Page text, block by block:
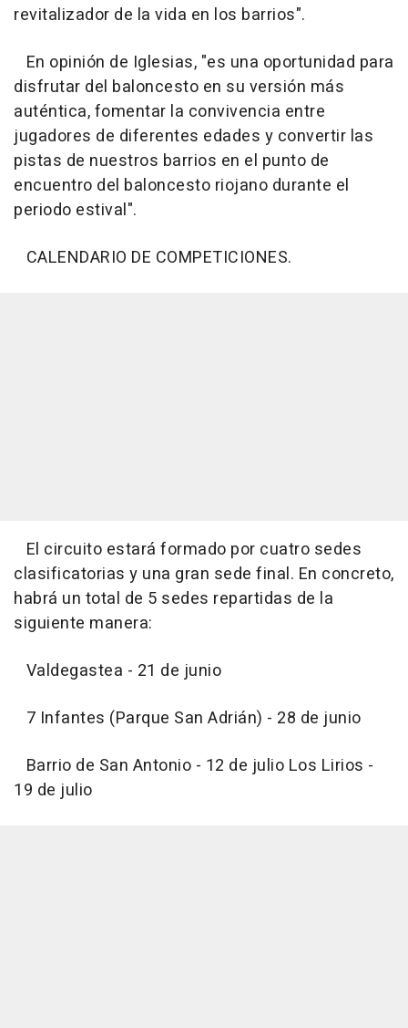
revitalizador de la vida en los barrios".
En opinión de Iglesias, "es una oportunidad para
disfrutar del baloncesto en su versión más
auténtica, fomentar la convivencia entre
jugadores de diferentes edades y convertir las
pistas de nuestros barrios en el punto de
encuentro del baloncesto riojano durante el
periodo estival".
CALENDARIO DE COMPETICIONES.
El circuito estará formado por cuatro sedes
clasificatorias y una gran sede final. En concreto,
habrá un total de 5 sedes repartidas de la
siguiente manera:
Valdegastea - 21 de junio
7 Infantes (Parque San Adrián) - 28 de junio
Barrio de San Antonio - 12 de julio Los Lirios -
19 de julio